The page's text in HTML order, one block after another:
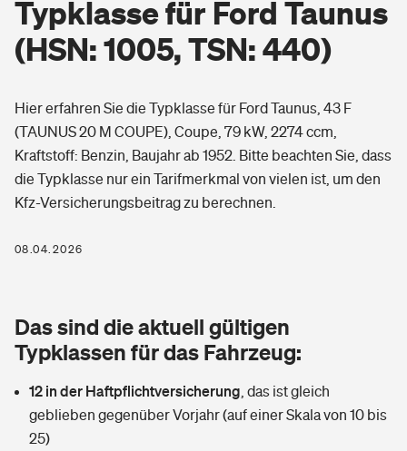
Berufsunfähigkeitsversicherung
Erwerbsunfähigkeitsversicherung
Grundfähigkeitsversicherung
Arbeitsrechtsschutz
Berufshaftpflichtversicherung
Zur Übersicht
Tools
Wer versichert was: Jetzt Versicherer finden
Wohnen
Elementarversicherung
Glasversicherung
Mietkautionsversicherung
Freizeit
Pri­vate Haft­pflicht­
Kinderunfall­ver­si­che­rung
Kinderinvalidität
Gesundheit
Private Krankenversicherung
Dread-Disease-Versicherung
Tierkrankenversicherung
Zur Übersicht
Typklasse für Ford Taunus
(HSN: 1005, TSN: 440)
Hier erfahren Sie die Typklasse für Ford Taunus, 43 F
(TAUNUS 20 M COUPE), Coupe, 79 kW, 2274 ccm,
Kraftstoff: Benzin, Baujahr ab 1952. Bitte beachten Sie, dass
die Typklasse nur ein Tarifmerkmal von vielen ist, um den
Kfz-Versicherungsbeitrag zu berechnen.
08.04.2026
Das sind die aktuell gültigen
Typklassen für das Fahrzeug:
12 in der Haftpflichtversicherung das ist gleich
geblieben gegenüber Vorjahr (auf einer Skala von 10 bis
25)